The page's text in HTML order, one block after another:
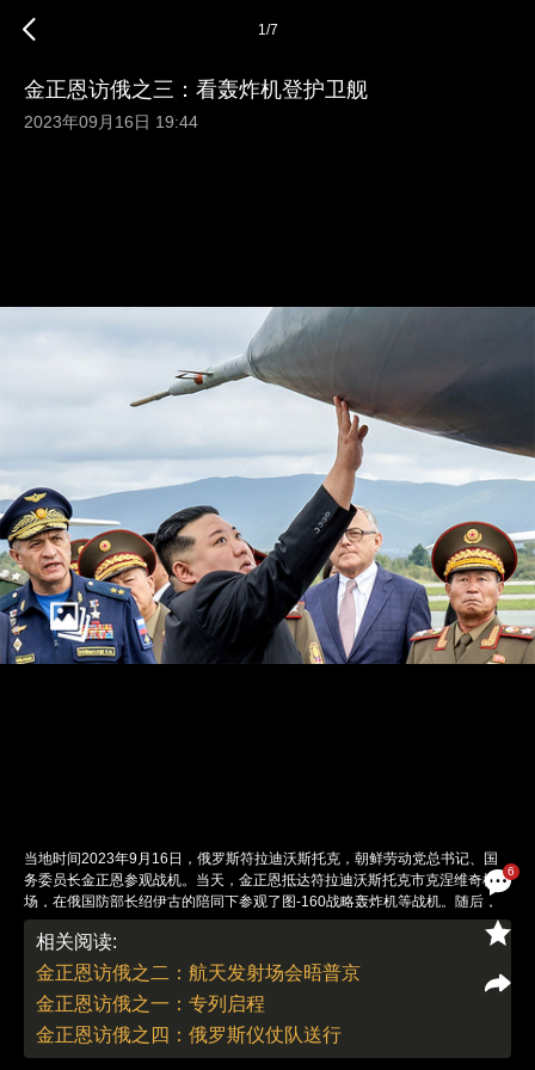
6
1/7
金正恩访俄之三：看轰炸机登护卫舰
2023年09月16日 19:44
当地时间2023年9月16日，俄罗斯符拉迪沃斯托克，朝鲜劳动党总书记、国
务委员长金正恩参观战机。当天，金正恩抵达符拉迪沃斯托克市克涅维奇机
场，在俄国防部长绍伊古的陪同下参观了图-160战略轰炸机等战机。随后，
一行人登上俄太平洋舰队“沙波什尼科夫元帅”号护卫舰。图：视觉中国
责任编辑：朱传涛 董德 | 版面编辑：朱传涛
相关阅读:
金正恩访俄之二：航天发射场会晤普京
金正恩访俄之一：专列启程
金正恩访俄之四：俄罗斯仪仗队送行